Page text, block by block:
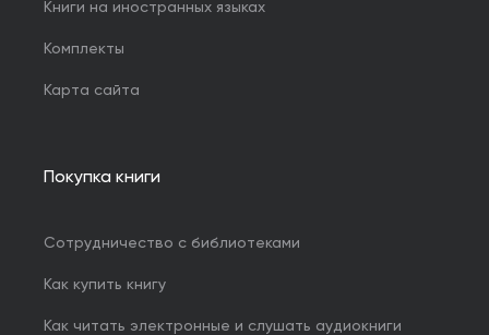
Книги на иностранных языках
Комплекты
Карта сайта
Покупка книги
Сотрудничество с библиотеками
Как купить книгу
Как читать электронные и слушать аудиокниги